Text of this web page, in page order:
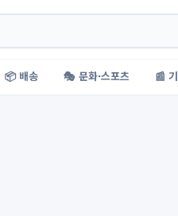
📦 배송 🎭 문화·스포츠 📰